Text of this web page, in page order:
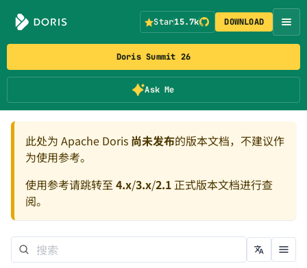
Doris Summit 26
Ask Me
Star15.7k DOWNLOAD
此处为 Apache Doris 尚未发布的版本文档，不建议作
为使用参考。
使用参考请跳转至 4.x/3.x/2.1正式版本文档进行查
阅。